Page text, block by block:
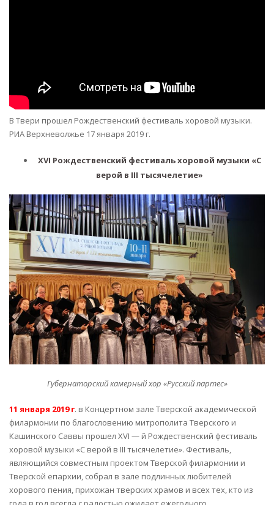
В Твери прошел Рождественский фестиваль хоровой музыки.
РИА Верхневолжье 17 января 2019 г.
XVI Рождественский фестиваль хоровой музыки «С
верой в III тысячелетие»
Губернаторский камерный хор «Русский партес»
11 января 2019 г. в Концертном зале Тверской академической
филармонии по благословению митрополита Тверского и
Кашинского Саввы прошел XVI — й Рождественский фестиваль
хоровой музыки «С верой в III тысячелетие». Фестиваль,
являющийся совместным проектом Тверской филармонии и
Тверской епархии, собрал в зале подлинных любителей
хорового пения, прихожан тверских храмов и всех тех, кто из